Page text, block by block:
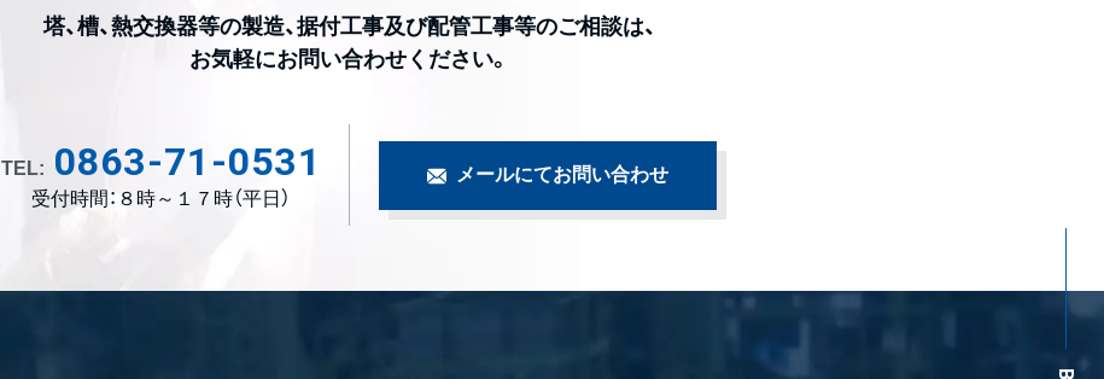
塔、槽、熱交換器等の製造、据付工事及び配管工事等のご相談は、
お気軽にお問い合わせください。
TEL: 0863-71-0531
受付時間：８時～１７時（平日）
メールにてお問い合わせ